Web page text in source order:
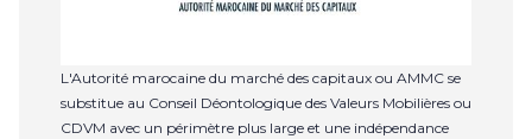
L'Autorité marocaine du marché des capitaux ou AMMC se
substitue au Conseil Déontologique des Valeurs Mobilières ou
CDVM avec un périmètre plus large et une indépendance